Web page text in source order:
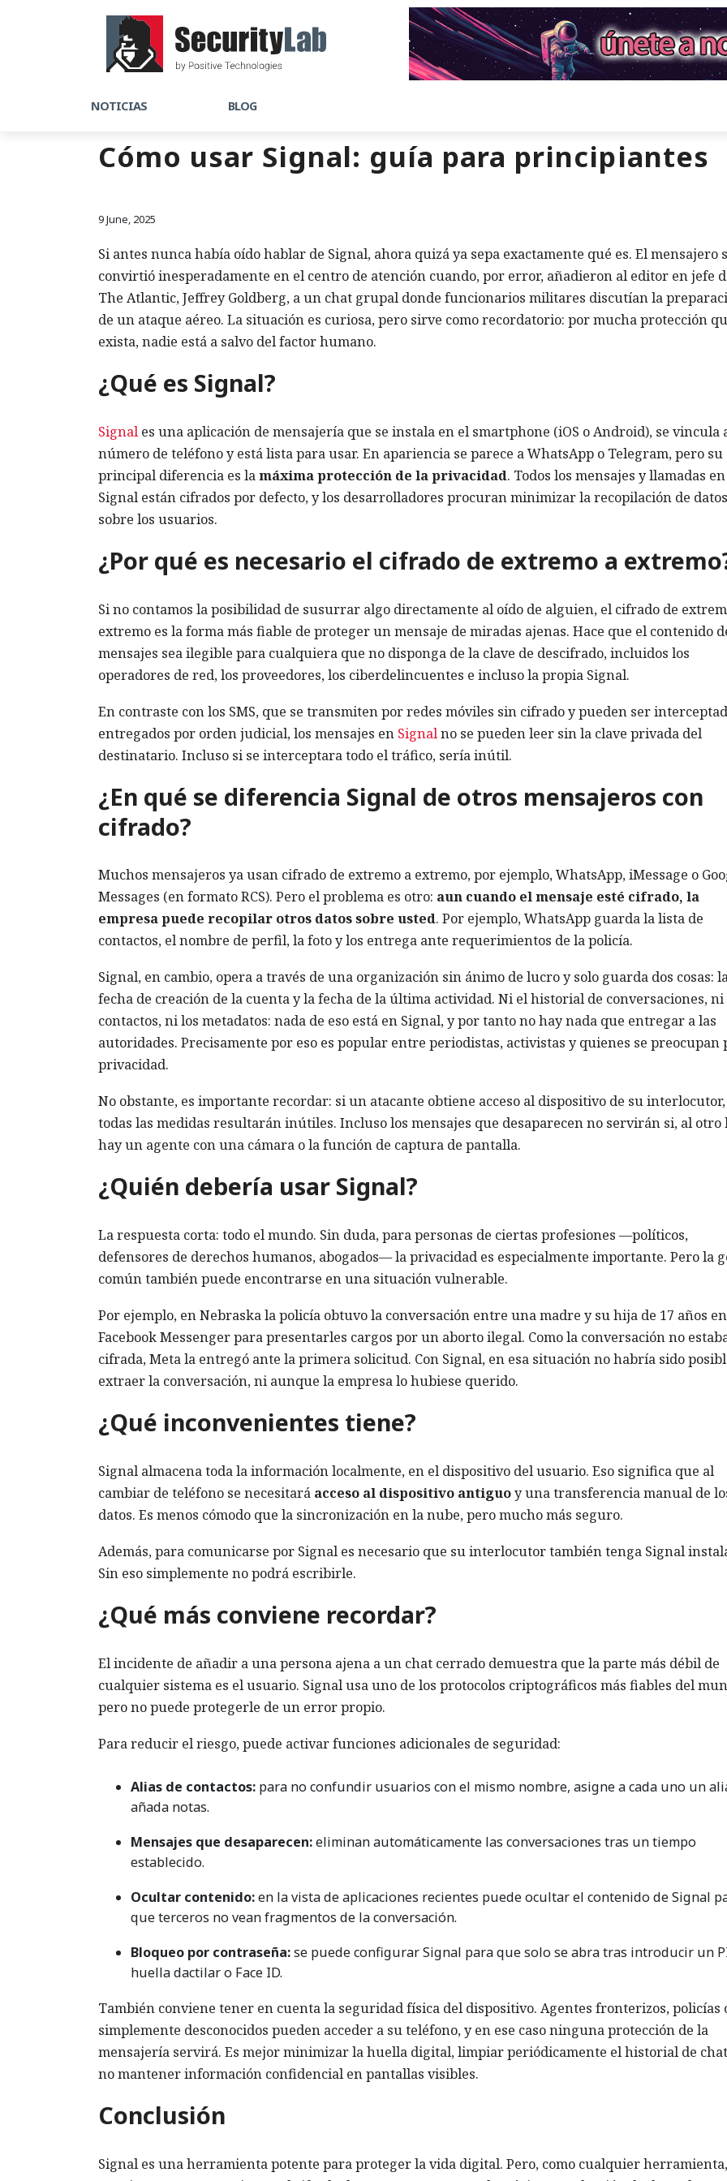
NOTICIAS BLOG
Cómo usar Signal: guía para principiantes
9 June, 2025
Si antes nunca había oído hablar de Signal, ahora quizá ya sepa exactamente qué es. El mensajero
convirtió inesperadamente en el centro de atención cuando, por error, añadieron al editor en jefe
The Atlantic, Jeffrey Goldberg, a un chat grupal donde funcionarios militares discutían la
de un ataque aéreo. La situación es curiosa, pero sirve como recordatorio: por mucha protección
exista, nadie está a salvo del factor humano.
¿Qué es Signal?
Signal es una aplicación de mensajería que se instala en el smartphone (iOS o Android), se vincula
número de teléfono y está lista para usar. En apariencia se parece a WhatsApp o Telegram, pero su
principal diferencia es lamáxima protección de la privacidad. Todos los mensajes y llamadas en
Signal están cifrados por defecto, y los desarrolladores procuran minimizar la recopilación de datos
sobre los usuarios.
¿Por qué es necesario el cifrado de extremo a
Si no contamos la posibilidad de susurrar algo directamente al oído de alguien, el cifrado de
extremo es la forma más fiable de proteger un mensaje de miradas ajenas. Hace que el contenido
mensajes sea ilegible para cualquiera que no disponga de la clave de descifrado, incluidos los
operadores de red, los proveedores, los ciberdelincuentes e incluso la propia Signal.
En contraste con los SMS, que se transmiten por redes móviles sin cifrado y pueden ser
entregados por orden judicial, los mensajes en Signalno se pueden leer sin la clave privada del
destinatario. Incluso si se interceptara todo el tráfico, sería inútil.
¿En qué se diferencia Signal de otros mensajeros con
cifrado?
Muchos mensajeros ya usan cifrado de extremo a extremo, por ejemplo, WhatsApp, iMessage o
Messages (en formato RCS). Pero el problema es otro: aun cuando el mensaje esté cifrado, la
empresa puede recopilar otros datos sobre usted. Por ejemplo, WhatsApp guarda la lista de
contactos, el nombre de perfil, la foto y los entrega ante requerimientos de la policía.
Signal, en cambio, opera a través de una organización sin ánimo de lucro y solo guarda dos cosas:
fecha de creación de la cuenta y la fecha de la última actividad. Ni el historial de conversaciones, ni
contactos, ni los metadatos: nada de eso está en Signal, y por tanto no hay nada que entregar a las
autoridades. Precisamente por eso es popular entre periodistas, activistas y quienes se preocupan
privacidad.
No obstante, es importante recordar: si un atacante obtiene acceso al dispositivo de su interlocutor,
todas las medidas resultarán inútiles. Incluso los mensajes que desaparecen no servirán si, al otro
hay un agente con una cámara o la función de captura de pantalla.
¿Quién debería usar Signal?
La respuesta corta: todo el mundo. Sin duda, para personas de ciertas profesiones —políticos,
defensores de derechos humanos, abogados— la privacidad es especialmente importante. Pero la
común también puede encontrarse en una situación vulnerable.
Por ejemplo, en Nebraska la policía obtuvo la conversación entre una madre y su hija de 17 años en
Facebook Messenger para presentarles cargos por un aborto ilegal. Como la conversación no
cifrada, Meta la entregó ante la primera solicitud. Con Signal, en esa situación no habría sido
extraer la conversación, ni aunque la empresa lo hubiese querido.
¿Qué inconvenientes tiene?
Signal almacena toda la información localmente, en el dispositivo del usuario. Eso significa que al
cambiar de teléfono se necesitará acceso al dispositivo antiguoy una transferencia manual de
datos. Es menos cómodo que la sincronización en la nube, pero mucho más seguro.
Además, para comunicarse por Signal es necesario que su interlocutor también tenga Signal
Sin eso simplemente no podrá escribirle.
¿Qué más conviene recordar?
El incidente de añadir a una persona ajena a un chat cerrado demuestra que la parte más débil de
cualquier sistema es el usuario. Signal usa uno de los protocolos criptográficos más fiables del
pero no puede protegerle de un error propio.
Para reducir el riesgo, puede activar funciones adicionales de seguridad:
Alias de contactos: para no confundir usuarios con el mismo nombre, asigne a cada uno un
añada notas.
Mensajes que desaparecen:eliminan automáticamente las conversaciones tras un tiempo
establecido.
Ocultar contenido:en la vista de aplicaciones recientes puede ocultar el contenido de Signal
que terceros no vean fragmentos de la conversación.
Bloqueo por contraseña:se puede configurar Signal para que solo se abra tras introducir un
huella dactilar o Face ID.
También conviene tener en cuenta la seguridad física del dispositivo. Agentes fronterizos, policías
simplemente desconocidos pueden acceder a su teléfono, y en ese caso ninguna protección de la
mensajería servirá. Es mejor minimizar la huella digital, limpiar periódicamente el historial de
no mantener información confidencial en pantallas visibles.
Conclusión
Signal es una herramienta potente para proteger la vida digital. Pero, como cualquier herramienta,